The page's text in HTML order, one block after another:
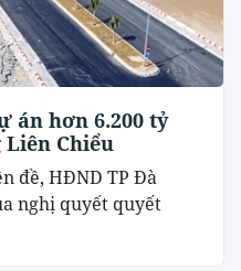
án hơn 6.200 tỷ
Liên Chiểu
đề, HĐND TP Đà
nghị quyết quyết